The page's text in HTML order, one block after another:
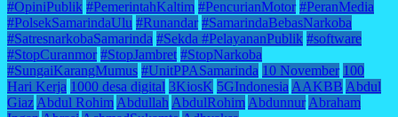
#OpiniPublik #PemerintahKaltim #PencurianMotor #PeranMedia
#PolsekSamarindaUlu #Runandar #SamarindaBebasNarkoba
#SatresnarkobaSamarinda #Sekda #PelayananPublik #software
#StopCuranmor #StopJambret #StopNarkoba
#SungaiKarangMumus #UnitPPASamarinda 10 November 100
Hari Kerja 1000 desa digital 3KiosK 5GIndonesia AAKBB Abdul
Giaz Abdul Rohim Abdullah AbdulRohim Abdunnur Abraham